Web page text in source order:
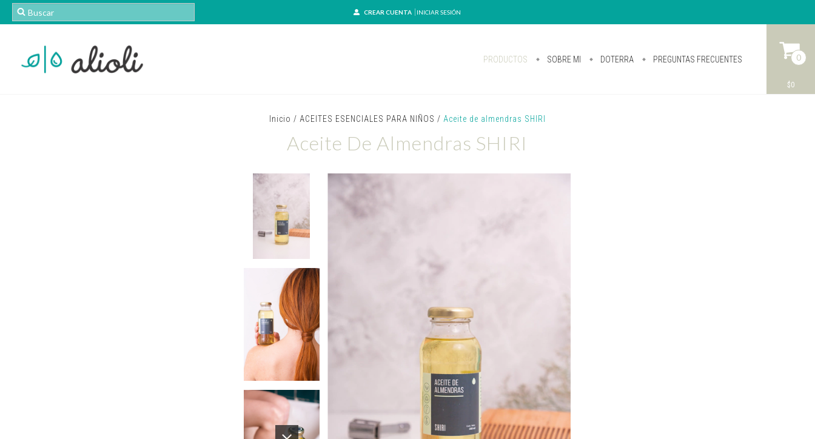
CREAR CUENTA INICIAR SESIÓN
PRODUCTOS SOBRE MI DOTERRA PREGUNTAS FRECUENTES 0
$0
Inicio / ACEITES ESENCIALES PARA NIÑOS / Aceite de almendras SHIRI
Aceite De Almendras SHIRI